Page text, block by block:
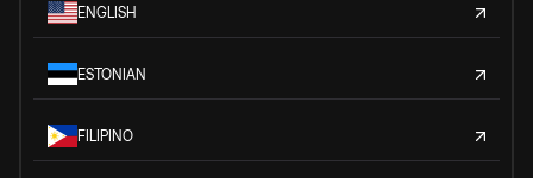
ENGLISH
ESTONIAN
FILIPINO